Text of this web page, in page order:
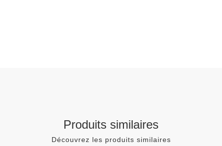
Produits similaires
Découvrez les produits similaires